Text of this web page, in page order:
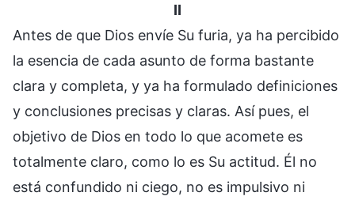
II
Antes de que Dios envíe Su furia, ya ha percibido
la esencia de cada asunto de forma bastante
clara y completa, y ya ha formulado definiciones
y conclusiones precisas y claras. Así pues, el
objetivo de Dios en todo lo que acomete es
totalmente claro, como lo es Su actitud. Él no
está confundido ni ciego, no es impulsivo ni